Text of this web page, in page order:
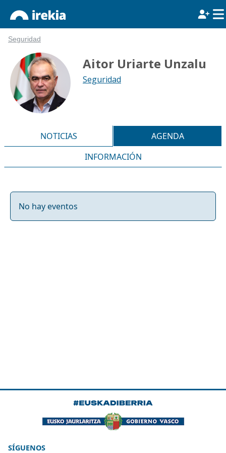
Seguridad
Aitor Uriarte Unzalu
Seguridad
NOTICIAS
AGENDA
INFORMACIÓN
No hay eventos
SÍGUENOS